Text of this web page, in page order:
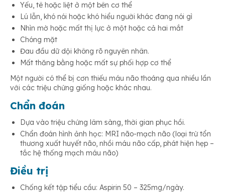
Yếu, tê hoặc liệt ở một bên cơ thể
Lú lẫn, khó nói hoặc khó hiểu người khác đang nói gì
Nhìn mờ hoặc mất thị lực ở một hoặc cả hai mắt
Chóng mặt
Đau đầu dữ dội không rõ nguyên nhân.
Mất thăng bằng hoặc mất sự phối hợp cơ thể
Một người có thể bị cơn thiếu máu não thoáng qua nhiều lần
với các triệu chứng giống hoặc khác nhau.
Chẩn đoán
Dựa vào triệu chứng lâm sàng, thời gian phục hồi.
Chẩn đoán hình ảnh học: MRI não-mạch não (loại trừ tổn
thương xuất huyết não, nhồi máu não cấp, phát hiện hẹp –
tắc hệ thống mạch máu não)
Điều trị
Chống kết tập tiểu cầu: Aspirin 50 – 325mg/ngày.